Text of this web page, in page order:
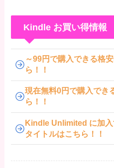
Kindle お買い得情報
～99円で購入できる格
ら！！
現在無料0円で購入でき
ら！！
Kindle Unlimited に加
タイトルはこちら！！